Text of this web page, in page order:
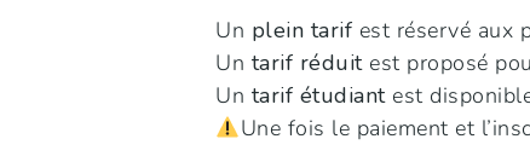
Un plein tarif est réservé aux
Un tarif réduitest proposé
Un tarif étudiantest
Une fois le paiement et